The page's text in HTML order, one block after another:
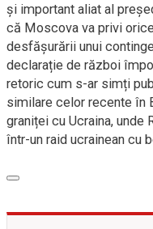
și important aliat al
că Moscova va privi
desfășurării unui
declarație de război
retoric cum s-ar simți
similare celor recente în
graniței cu Ucraina,
într-un raid ucrainean cu